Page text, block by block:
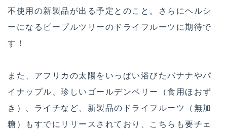
不使用の新製品が出る予定とのこと。さらにヘルシ
ーになるピープルツリーのドライフルーツに期待で
す！
また、アフリカの太陽をいっぱい浴びたバナナやパ
イナップル、珍しいゴールデンベリー（食用ほおず
き）、ライチなど、新製品のドライフルーツ（無加
糖）もすでにリリースされており、こちらも要チェ